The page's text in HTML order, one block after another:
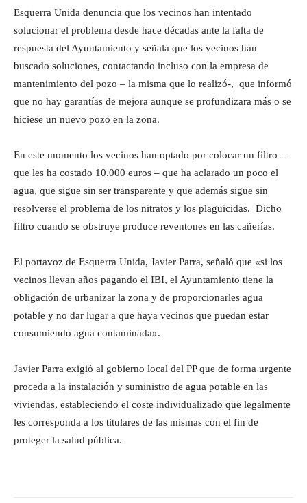
Esquerra Unida denuncia que los vecinos han intentado
solucionar el problema desde hace décadas ante la falta de
respuesta del Ayuntamiento y señala que los vecinos han
buscado soluciones, contactando incluso con la empresa de
mantenimiento del pozo – la misma que lo realizó-, que informó
que no hay garantías de mejora aunque se profundizara más o se
hiciese un nuevo pozo en la zona.
En este momento los vecinos han optado por colocar un filtro –
que les ha costado 10.000 euros – que ha aclarado un poco el
agua, que sigue sin ser transparente y que además sigue sin
resolverse el problema de los nitratos y los plaguicidas. Dicho
filtro cuando se obstruye produce reventones en las cañerías.
El portavoz de Esquerra Unida, Javier Parra, señaló que «si los
vecinos llevan años pagando el IBI, el Ayuntamiento tiene la
obligación de urbanizar la zona y de proporcionarles agua
potable y no dar lugar a que haya vecinos que puedan estar
consumiendo agua contaminada».
Javier Parra exigió al gobierno local del PP que de forma urgente
proceda a la instalación y suministro de agua potable en las
viviendas, estableciendo el coste individualizado que legalmente
les corresponda a los titulares de las mismas con el fin de
proteger la salud pública.